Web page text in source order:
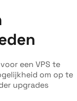
een VPS te
om op te
upgrades